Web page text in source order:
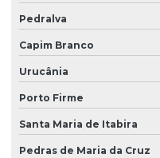
Pedralva
Capim Branco
Urucânia
Porto Firme
Santa Maria de Itabira
Pedras de Maria da Cruz